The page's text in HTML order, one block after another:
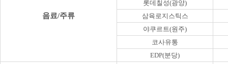
음료/주류
롯데칠성(광양)
삼육로지스틱스
야쿠르트(원주)
코사유통
EDP(분당)